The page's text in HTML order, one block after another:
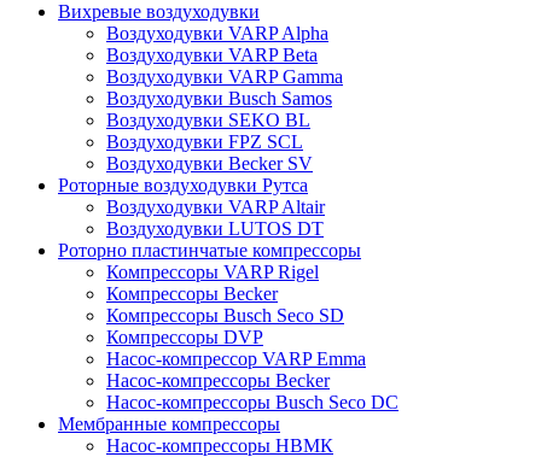
Вихревые воздуходувки
Воздуходувки VARP Alpha
Воздуходувки VARP Beta
Воздуходувки VARP Gamma
Воздуходувки Busch Samos
Воздуходувки SEKO BL
Воздуходувки FPZ SCL
Воздуходувки Becker SV
Роторные воздуходувки Рутса
Воздуходувки VARP Altair
Воздуходувки LUTOS DT
Роторно пластинчатые компрессоры
Компрессоры VARP Rigel
Компрессоры Becker
Компрессоры Busch Seco SD
Компрессоры DVP
Насос-компрессор VARP Emma
Насос-компрессоры Becker
Насос-компрессоры Busch Seco DC
Мембранные компрессоры
Насос-компрессоры НВМК